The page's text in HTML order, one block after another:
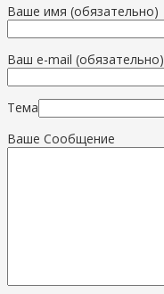
Ваше имя (обязательно)
Ваш e-mail (обязательно)
Тема
Ваше Сообщение